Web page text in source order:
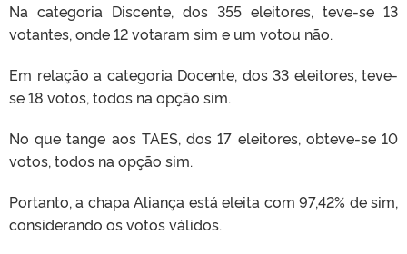
Na categoria Discente, dos 355 eleitores, teve-se 13
votantes, onde 12 votaram sim e um votou não.
Em relação a categoria Docente, dos 33 eleitores, teve-
se 18 votos, todos na opção sim.
No que tange aos TAES, dos 17 eleitores, obteve-se 10
votos, todos na opção sim.
Portanto, a chapa Aliança está eleita com 97,42% de sim,
considerando os votos válidos.